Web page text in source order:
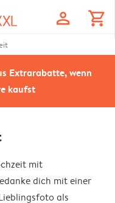
profile shopping_cart
Extrarabatte, wenn
kaufst
mit
dich mit einer
als